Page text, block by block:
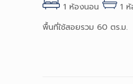
1 ห้องนอน
1
พื้นที่ใช้สอยรวม 60 ตร.ม.